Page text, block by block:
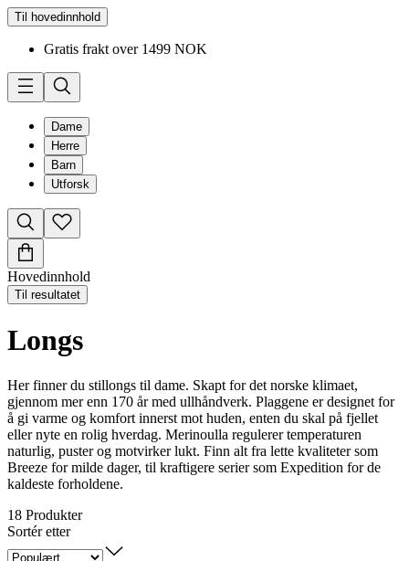
Til hovedinnhold
Gratis frakt over 1499 NOK
Dame
Herre
Barn
Utforsk
Hovedinnhold
Til resultatet
Longs
Her finner du stillongs til dame. Skapt for det norske klimaet,
gjennom mer enn 170 år med ullhåndverk. Plaggene er designet for
å gi varme og komfort innerst mot huden, enten du skal på fjellet
eller nyte en rolig hverdag. Merinoulla regulerer temperaturen
naturlig, puster og motvirker lukt. Finn alt fra lette kvaliteter som
Breeze for milde dager, til kraftigere serier som Expedition for de
kaldeste forholdene.
18 Produkter
Sortér etter